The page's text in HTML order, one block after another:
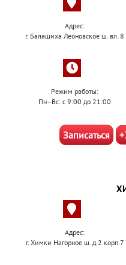
Адрес:
г. Балашиха Леоновское ш. вл. 8
Режим работы:
Пн–Вс: с 9:00 до 21:00
Записаться
Адрес:
г. Химки Нагорное ш. д.2 корп.7